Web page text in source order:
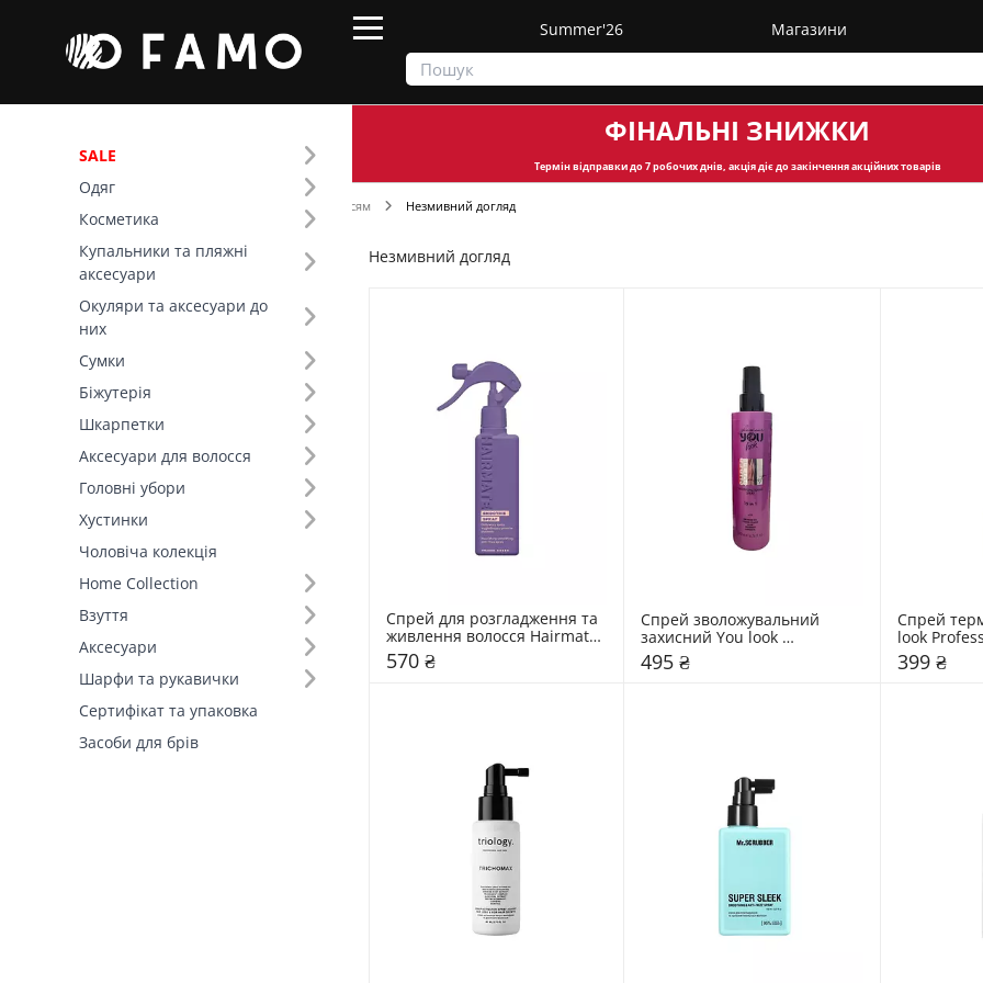
Summer'26 Магазини
SALE
Одяг
Косметика
Купальники та пляжні
аксесуари
Окуляри та аксесуари до
них
Сумки
Біжутерія
Шкарпетки
Аксесуари для волосся
Головні убори
Хустинки
Чоловіча колекція
Home Collection
Взуття
Аксесуари
Шарфи та рукавички
Сертифікат та упаковка
Засоби для брів
ФІНАЛЬНІ ЗНИЖКИ
Термін відправкидо 7 робочих днів, акція діє до закінчення акційних товарів
Догляд за волоссям Незмивний догляд
Фільтр
Ціна
Бренд (13)
Вид товару (17)
Засіб за потребою (2)
Незмивний догляд
Спрей для розгладження та
живлення волосся Hairmate
Smoothie Spray
570 ₴
Спрей зволожувальний
захисний You look
Professional Glamour Super
Mist 15 in 1
495 ₴
Спрей
look
Protection
399 ₴